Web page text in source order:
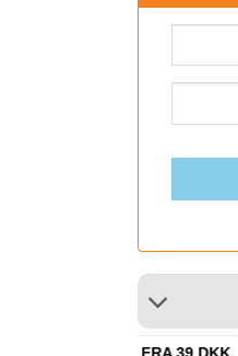
🚚 FRAGT FRA 39 DKK